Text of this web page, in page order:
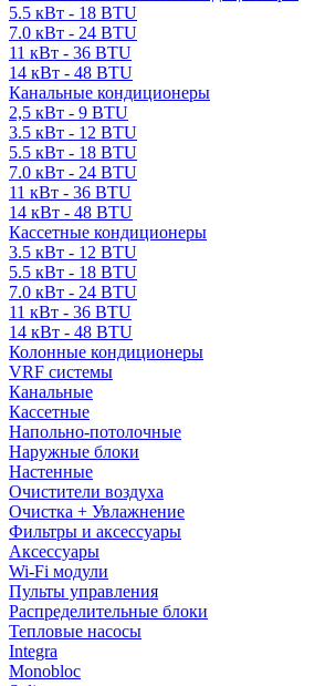
5.5 кВт - 18 BTU
7.0 кВт - 24 BTU
11 кВт - 36 BTU
14 кВт - 48 BTU
Канальные кондиционеры
2,5 кВт - 9 BTU
3.5 кВт - 12 BTU
5.5 кВт - 18 BTU
7.0 кВт - 24 BTU
11 кВт - 36 BTU
14 кВт - 48 BTU
Кассетные кондиционеры
3.5 кВт - 12 BTU
5.5 кВт - 18 BTU
7.0 кВт - 24 BTU
11 кВт - 36 BTU
14 кВт - 48 BTU
Колонные кондиционеры
VRF системы
Канальные
Кассетные
Напольно-потолочные
Наружные блоки
Настенные
Очистители воздуха
Очистка + Увлажнение
Фильтры и аксессуары
Аксессуары
Wi-Fi модули
Пульты управления
Распределительные блоки
Тепловые насосы
Integra
Monobloc